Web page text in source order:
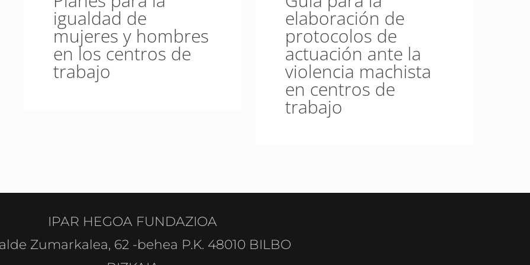
igualdad de
mujeres y hombres
en los centros de
trabajo
elaboración de
protocolos de
actuación ante la
violencia machista
en centros de
trabajo
IPAR HEGOA FUNDAZIOA
Zumarkalea, 62 -behea P.K. 48010 BILBO